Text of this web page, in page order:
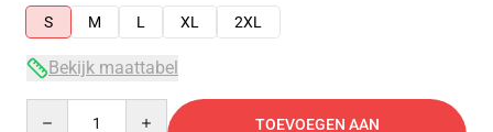
S
M L XL 2XL
Bekijk maattabel
TOEVOEGEN AAN